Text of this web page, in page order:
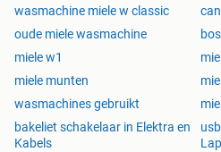
wasmachine miele w classic
oude miele wasmachine
miele w1
miele munten
wasmachines gebruikt
bakeliet schakelaar in Elektra en
Kabels